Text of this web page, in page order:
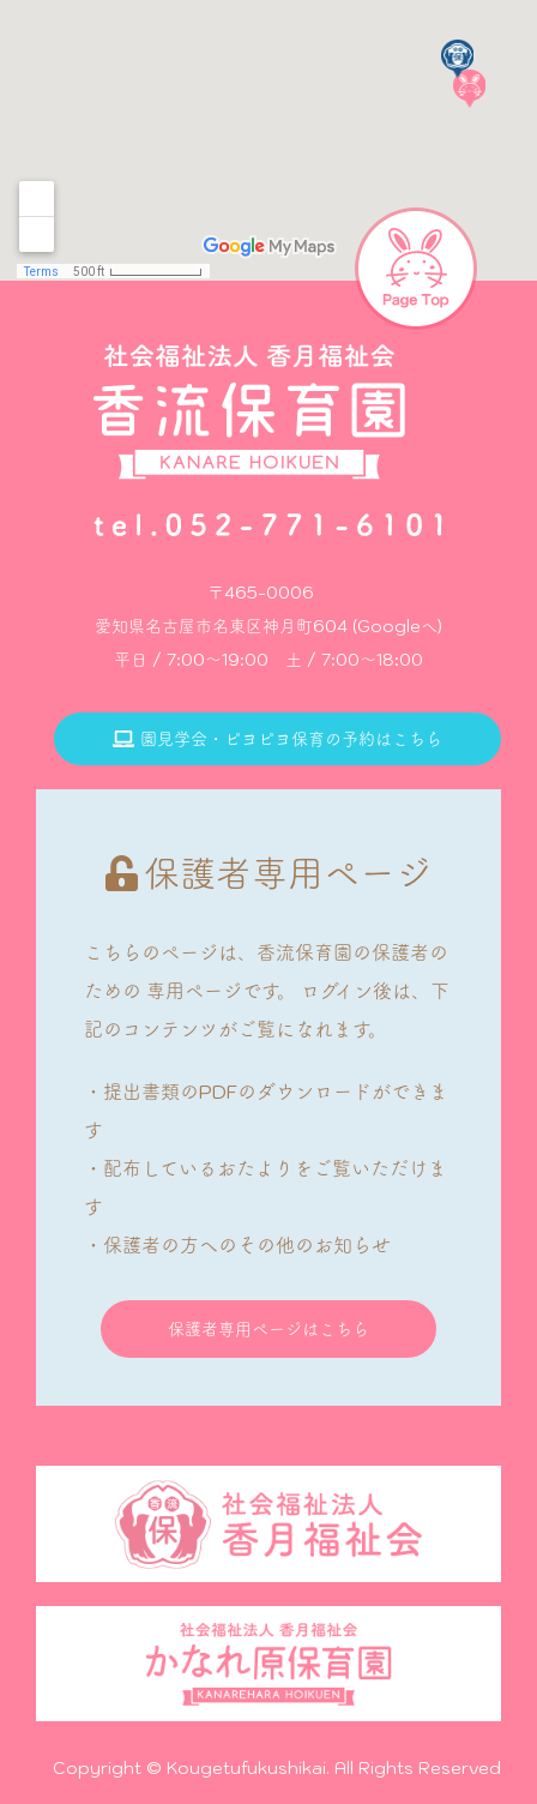
〒465-0006
愛知県名古屋市名東区神月町604 (Googleへ)
平日 / 7:00～19:00 土 / 7:00～18:00
園見学会・ピヨピヨ保育の予約はこちら
保護者専用ページ
こちらのページは、香流保育園の保護者の
ための 専用ページです。
ログイン後は、下
記のコンテンツがご覧になれます。
・提出書類のPDFのダウンロードができま
す
・配布しているおたよりをご覧いただけま
す
・保護者の方へのその他のお知らせ
保護者専用ページはこちら
Copyright © Kougetufukushikai. All Rights Reserved